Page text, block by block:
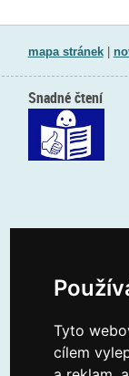
Tyto
cílem
mapa stránek|
Snadné čtení